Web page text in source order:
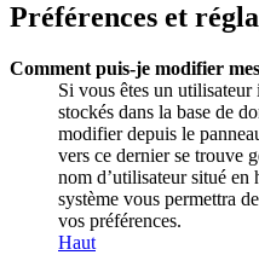
Préférences et
Comment puis-je modifier
Si vous êtes un
stockés dans la base de
modifier depuis le
vers ce dernier se trouve
nom d’utilisateur situé en
système vous permettra
vos préférences.
Haut